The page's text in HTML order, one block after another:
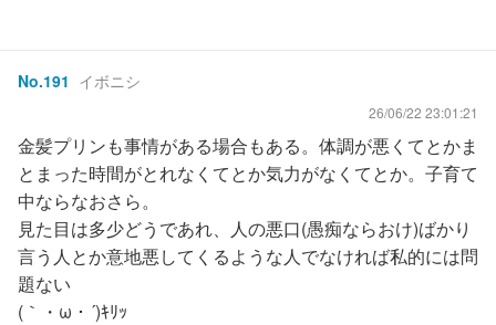
No.191 イボニシ
26/06/22 23:01:21
金髪プリンも事情がある場合もある。体調が悪くてとかま
とまった時間がとれなくてとか気力がなくてとか。子育て
中ならなおさら。
見た目は多少どうであれ、人の悪口(愚痴ならおけ)ばかり
言う人とか意地悪してくるような人でなければ私的には問
題ない
(｀・ω・´)ｷﾘｯ